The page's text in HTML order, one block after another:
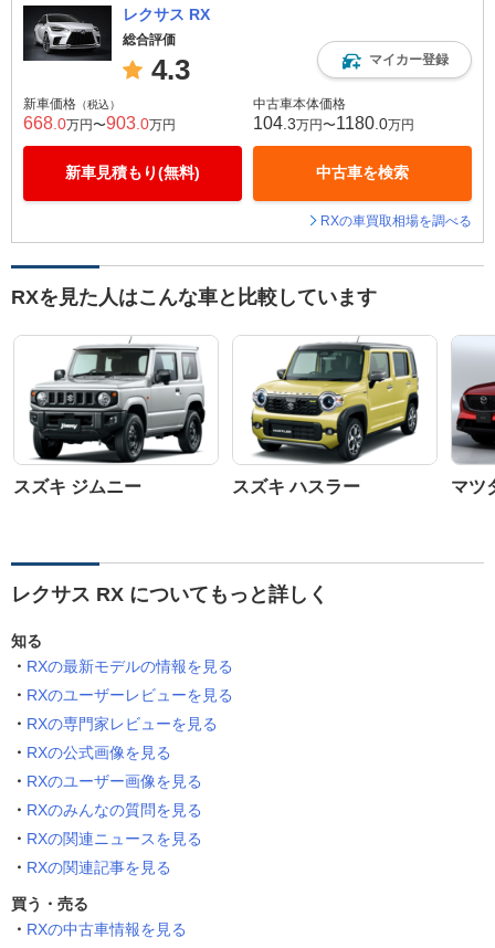
レクサス RX
総合評価
4.3 マイカー登録
新車価格 （税込）
668 .0万円〜903 .0万円
新車見積もり(無料)
中古車本体価格
104 .3万円〜1180 .0万円
中古車を検索
RXの車買取相場を調べる
RXを見た人はこんな車と比較しています
スズキ ジムニー スズキ ハスラー マツ
レクサス RX についてもっと詳しく
知る
RXの最新モデルの情報を見る
RXのユーザーレビューを見る
RXの専門家レビューを見る
RXの公式画像を見る
RXのユーザー画像を見る
RXのみんなの質問を見る
RXの関連ニュースを見る
RXの関連記事を見る
買う・売る
RXの中古車情報を見る